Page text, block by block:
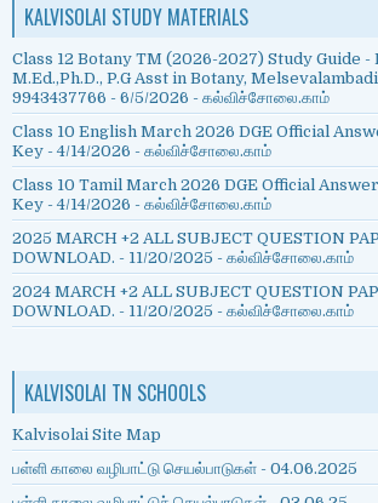
KALVISOLAI STUDY MATERIALS
Class 12 Botany TM (2026-2027) Study Guide -
M.Ed.,Ph.D., P.G Asst in Botany,
9943437766 - 6/5/2026 - கல்விச்சோலை.காம்
Class 10 English March 2026 DGE Official
Key - 4/14/2026 - கல்விச்சோலை.காம்
Class 10 Tamil March 2026 DGE Official Answer
Key - 4/14/2026 - கல்விச்சோலை.காம்
2025 MARCH +2 ALL SUBJECT QUESTION
DOWNLOAD. - 11/20/2025 - கல்விச்சோலை.காம்
2024 MARCH +2 ALL SUBJECT QUESTION
DOWNLOAD. - 11/20/2025 - கல்விச்சோலை.காம்
KALVISOLAI TN SCHOOLS
Kalvisolai Site Map
பள்ளி காலை வழிபாட்டு செயல்பாடுகள் - 04.06.2025